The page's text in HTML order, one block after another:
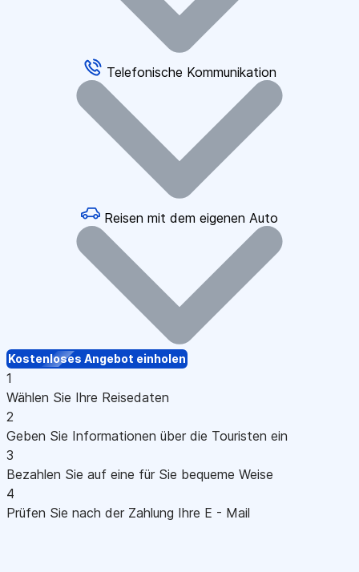
Telefonische Kommunikation
Reisen mit dem eigenen Auto
Kostenloses Angebot einholen
1
Wählen Sie Ihre Reisedaten
2
Geben Sie Informationen über die Touristen ein
3
Bezahlen Sie auf eine für Sie bequeme Weise
4
Prüfen Sie nach der Zahlung Ihre E - Mail